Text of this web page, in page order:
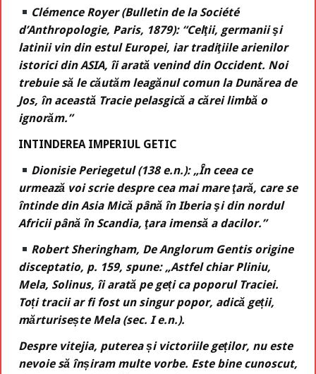
Clémence Royer (Bulletin de la Société
d’Anthropologie, Paris, 1879): “Celţii, germanii şi
latinii vin din estul Europei, iar tradiţiile arienilor
istorici din ASIA, îi arată venind din Occident. Noi
trebuie să le căutăm leagănul comun la Dunărea de
Jos, în această Tracie pelasgică a cărei limbă o
ignorăm.”
INTINDEREA IMPERIUL GETIC
Dionisie Periegetul (138 e.n.): „În ceea ce
urmează voi scrie despre cea mai mare ţară, care se
întinde din Asia Mică până în Iberia şi din nordul
Africii până în Scandia, ţara imensă a dacilor.”
Robert Sheringham, De Anglorum Gentis origine
disceptatio, p. 159, spune: „Astfel chiar Pliniu,
Mela, Solinus, îi arată pe geți ca poporul Traciei.
Toți tracii ar fi fost un singur popor, adică geții,
mărturisește Mela (sec. I e.n.).
Despre vitejia, puterea și victoriile geților, nu este
nevoie să înșiram multe vorbe. Este bine cunoscut,